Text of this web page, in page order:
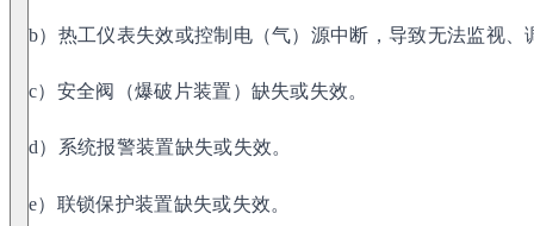
b）热工仪表失效或控制电（气）源中断，导致无法监视、
c）安全阀（爆破片装置）缺失或失效。
d）系统报警装置缺失或失效。
e）联锁保护装置缺失或失效。